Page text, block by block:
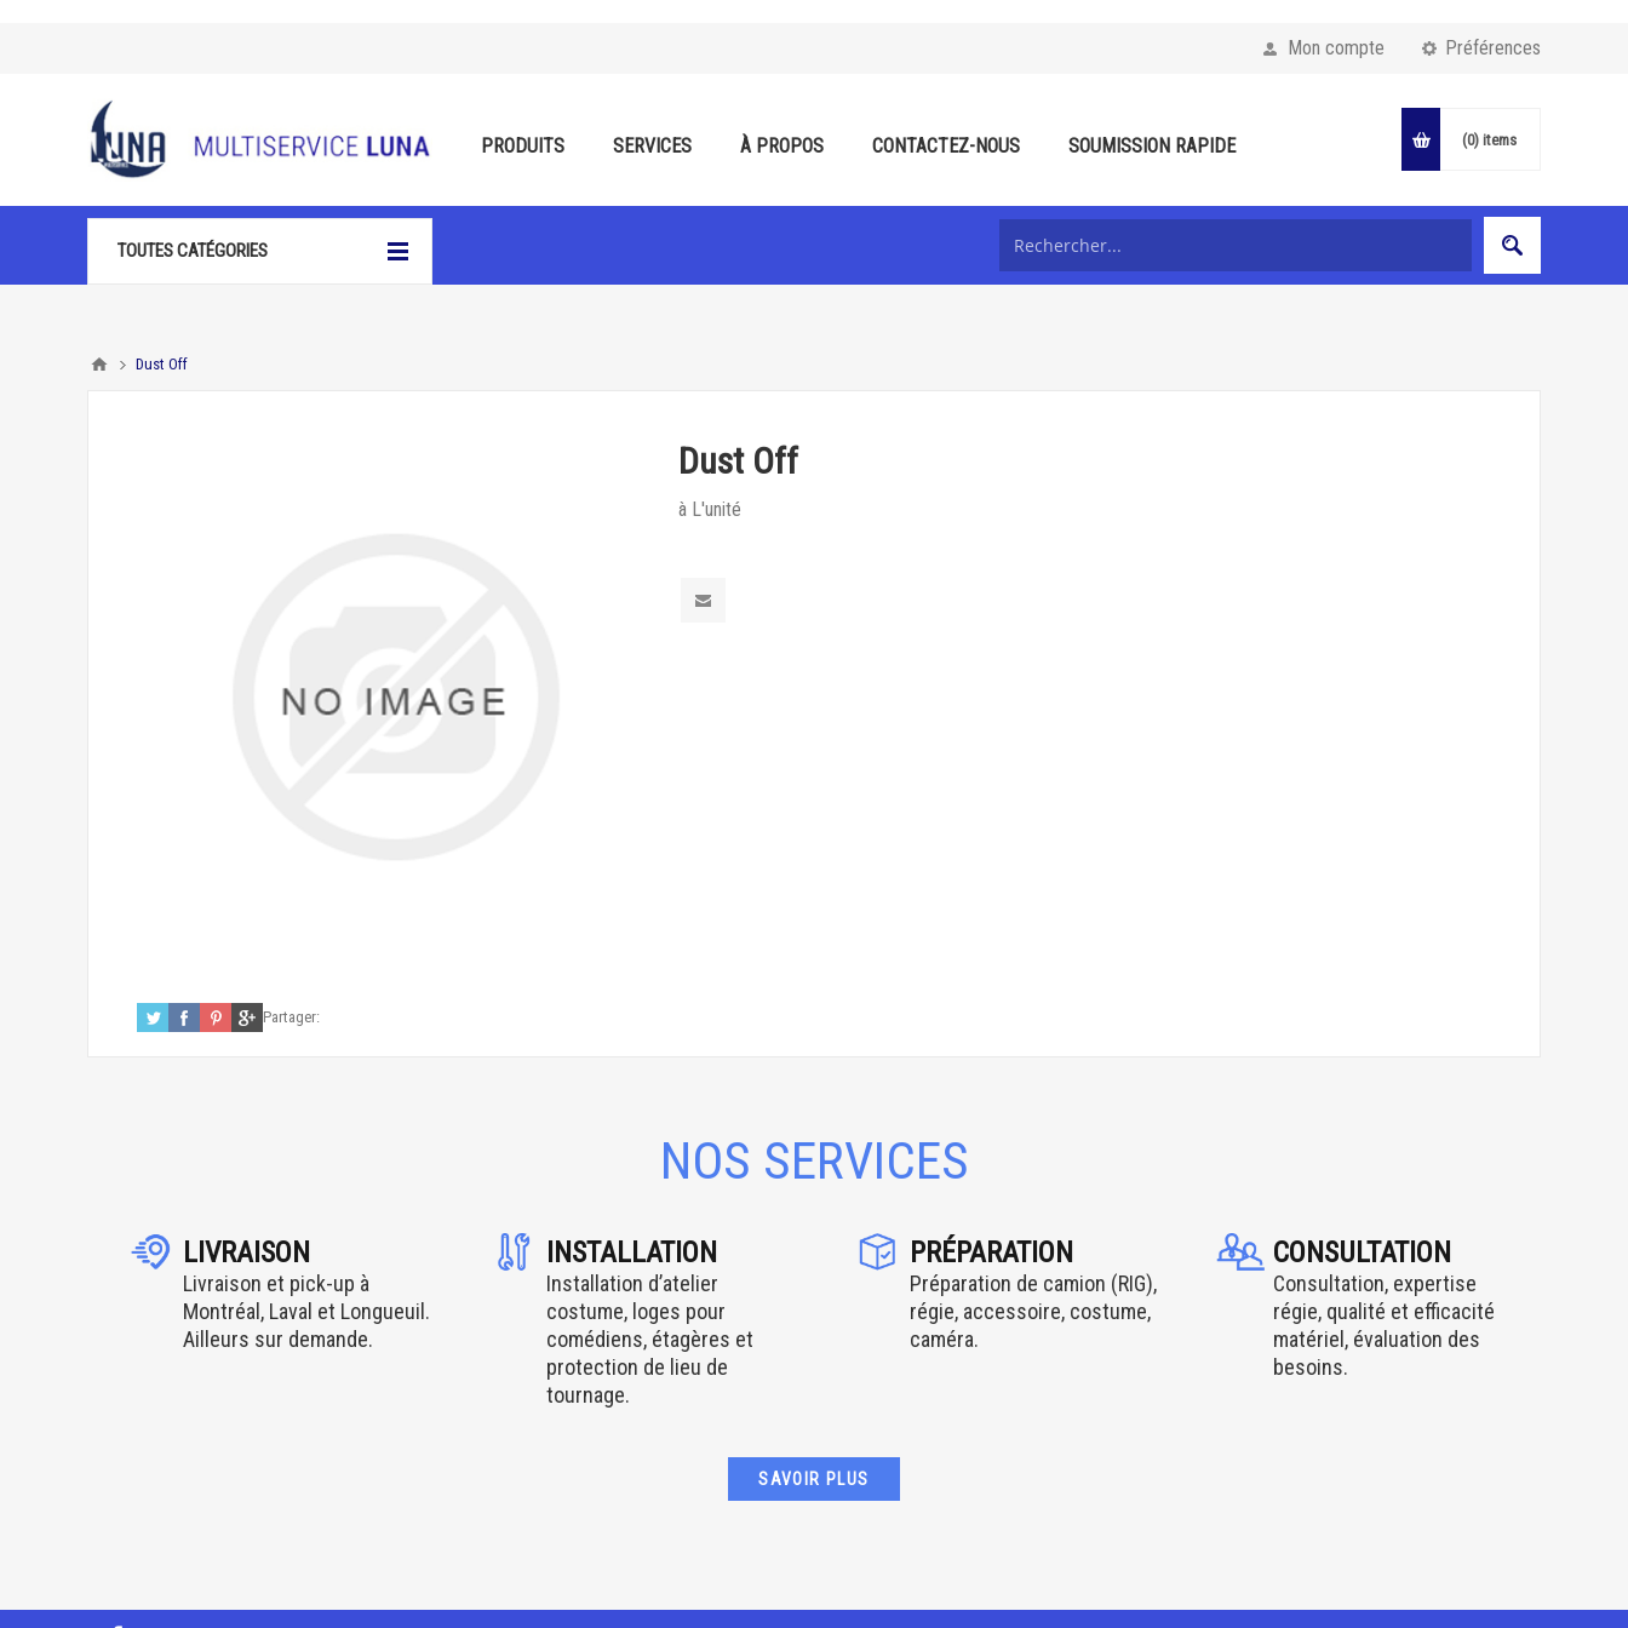
Préférences
Mon compte
PRODUITS SERVICES À PROPOS CONTACTEZ-NOUS SOUMISSION RAPIDE (0) items
TOUTES CATÉGORIES
Dust Off
Dust Off
à L'unité
Partager:
NOS SERVICES
LIVRAISON
Livraison et pick-up à
Montréal, Laval et Longueuil.
Ailleurs sur demande.
INSTALLATION
Installation d’atelier
costume, loges pour
comédiens, étagères et
protection de lieu de
tournage.
PRÉPARATION
Préparation de camion (RIG),
régie, accessoire, costume,
caméra.
CONSULTATION
Consultation, expertise
régie, qualité et efficacité
matériel, évaluation des
besoins.
SAVOIR PLUS